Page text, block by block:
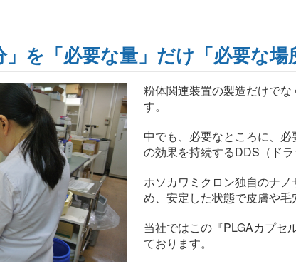
」を「必要な量」だけ「必要な
粉体関連装置の製造だけで
す。
中でも、必要なところに、
の効果を持続するDDS（ド
ホソカワミクロン独自のナ
め、安定した状態で皮膚や毛
当社ではこの『PLGAカプセ
ております。